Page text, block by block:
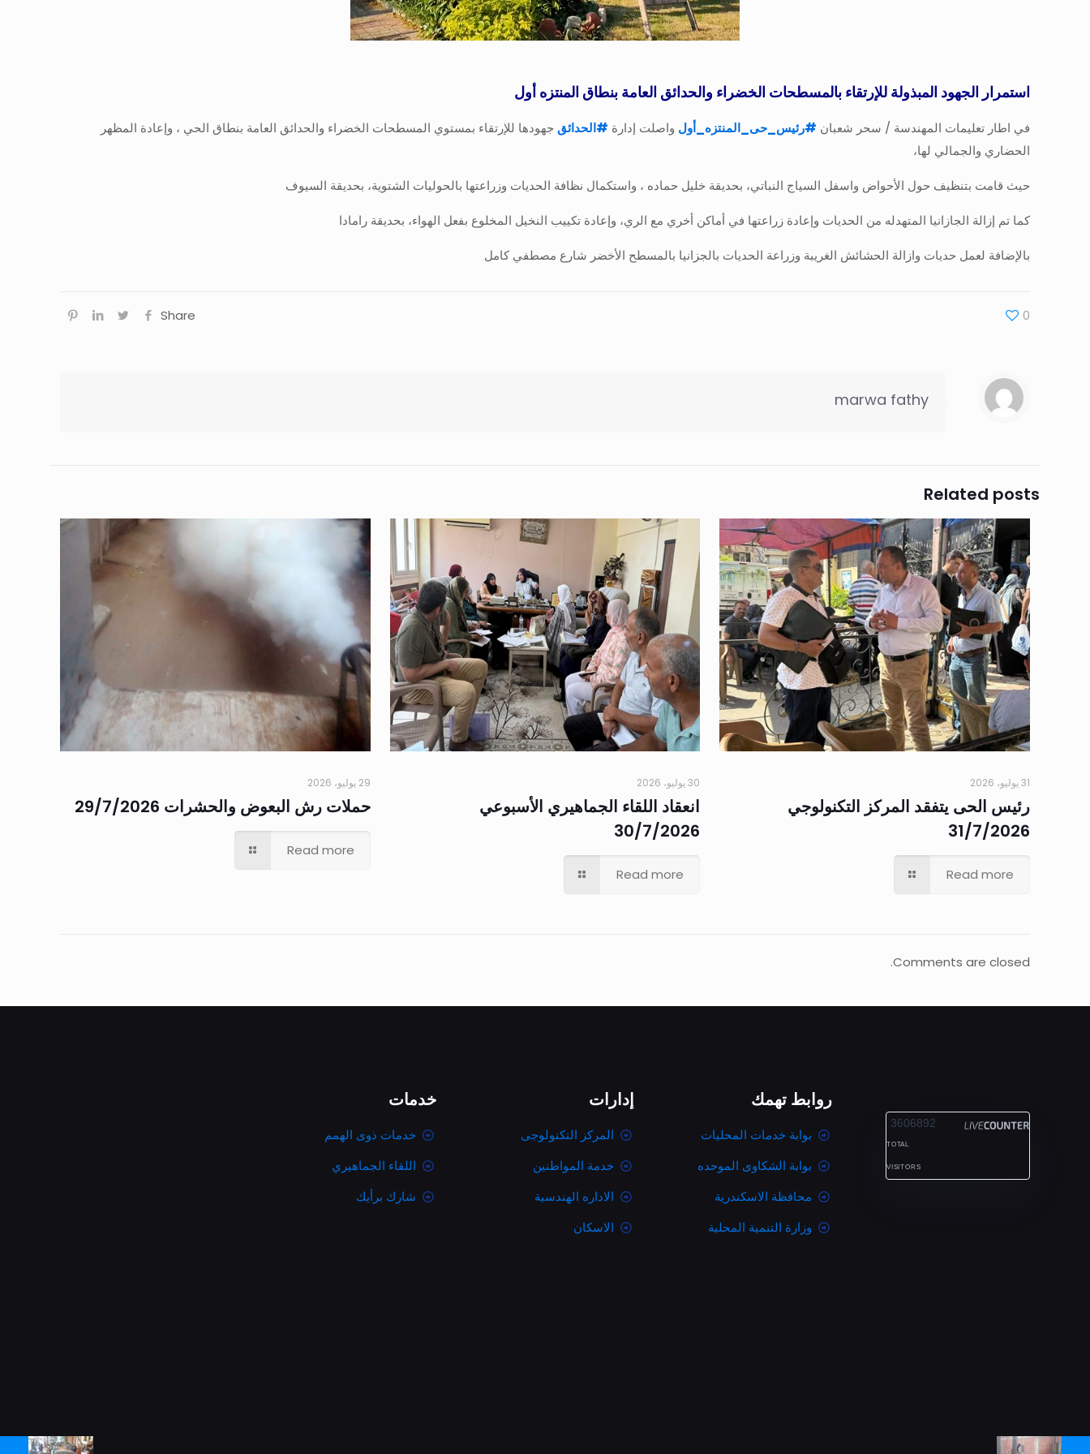
استمرار الجهود المبذولة للإرتقاء بالمسطحات الخضراء والحدائق العامة بنطاق المنتزه أول
في اطار تعليمات المهندسة / سحر شعبان #رئيس_حى_المنتزه_أول واصلت إدارة #الحدائق جهودها للإرتقاء بمستوي المسطحات الخضراء والحدائق العامة بنطاق الحي ، وإعادة المظهر
الحضاري والجمالي لها،
حيث قامت بتنظيف حول الأحواض واسفل السياج النباتي، بحديقة خليل حماده ، واستكمال نظافة الحديات وزراعتها بالحوليات الشتوية، بحديقة السيوف
كما تم إزالة الجازانيا المتهدله من الحديات وإعادة زراعتها في أماكن أخري مع الري، وإعادة تكييب النخيل المخلوع بفعل الهواء، بحديقة رامادا
بالإضافة لعمل حديات وازالة الحشائش الغريبة وزراعة الحديات بالجزانيا بالمسطح الأخضر شارع مصطفي كامل
Share 0
marwa fathy
Related posts
31 يوليو، 2026
رئيس الحى يتفقد المركز التكنولوجي
31/7/2026
Read more
30 يوليو، 2026
انعقاد اللقاء الجماهيري الأسبوعي
30/7/2026
Read more
29 يوليو، 2026
حملات رش البعوض والحشرات 29/7/2026
Read more
Comments are closed.
3606892
TOTAL
VISITORS
روابط تهمك
بوابة خدمات المحليات
بوابة الشكاوى الموحده
محافظة الاسكندرية
وزارة التنمية المحلية
إدارات
المركز التكنولوجى
خدمة المواطنين
الاداره الهندسية
الاسكان
خدمات
خدمات ذوى الهمم
اللقاء الجماهيري
شارك برأيك